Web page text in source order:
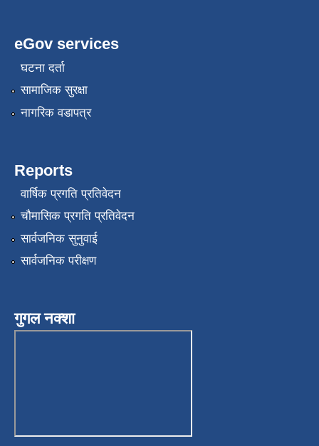
eGov services
घटना दर्ता
सामाजिक सुरक्षा
नागरिक वडापत्र
Reports
वार्षिक प्रगति प्रतिवेदन
चौमासिक प्रगति प्रतिवेदन
सार्वजनिक सुनुवाई
सार्वजनिक परीक्षण
गुगल नक्शा